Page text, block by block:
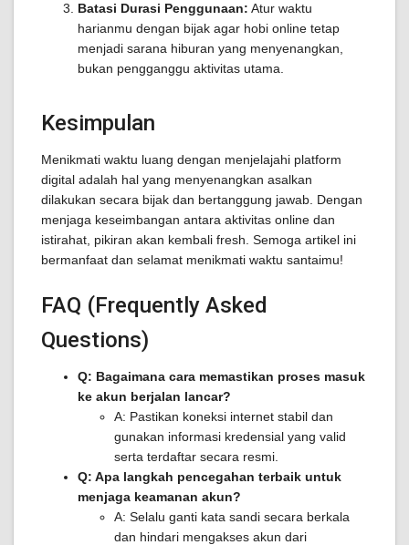
Batasi Durasi Penggunaan: Atur waktu
harianmu dengan bijak agar hobi online tetap
menjadi sarana hiburan yang menyenangkan,
bukan pengganggu aktivitas utama.
Kesimpulan
Menikmati waktu luang dengan menjelajahi platform
digital adalah hal yang menyenangkan asalkan
dilakukan secara bijak dan bertanggung jawab. Dengan
menjaga keseimbangan antara aktivitas online dan
istirahat, pikiran akan kembali fresh. Semoga artikel ini
bermanfaat dan selamat menikmati waktu santaimu!
FAQ (Frequently Asked
Questions)
Q: Bagaimana cara memastikan proses masuk
ke akun berjalan lancar?
A: Pastikan koneksi internet stabil dan
gunakan informasi kredensial yang valid
serta terdaftar secara resmi.
Q: Apa langkah pencegahan terbaik untuk
menjaga keamanan akun?
A: Selalu ganti kata sandi secara berkala
dan hindari mengakses akun dari